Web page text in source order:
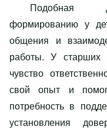
Подобная
формированию у
общения и
работы. У старших
чувство
свой опыт и
потребность в
установления